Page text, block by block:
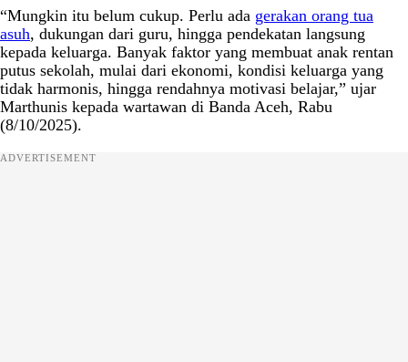
“Mungkin itu belum cukup. Perlu ada gerakan orang tua
asuh, dukungan dari guru, hingga pendekatan langsung
kepada keluarga. Banyak faktor yang membuat anak rentan
putus sekolah, mulai dari ekonomi, kondisi keluarga yang
tidak harmonis, hingga rendahnya motivasi belajar,” ujar
Marthunis kepada wartawan di Banda Aceh, Rabu
(8/10/2025).
ADVERTISEMENT